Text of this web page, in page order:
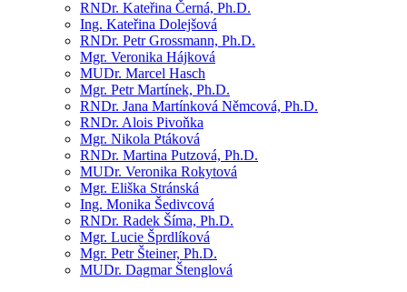
RNDr. Kateřina Černá, Ph.D.
Ing. Kateřina Dolejšová
RNDr. Petr Grossmann, Ph.D.
Mgr. Veronika Hájková
MUDr. Marcel Hasch
Mgr. Petr Martínek, Ph.D.
RNDr. Jana Martínková Němcová, Ph.D.
RNDr. Alois Pivoňka
Mgr. Nikola Ptáková
RNDr. Martina Putzová, Ph.D.
MUDr. Veronika Rokytová
Mgr. Eliška Stránská
Ing. Monika Šedivcová
RNDr. Radek Šíma, Ph.D.
Mgr. Lucie Šprdlíková
Mgr. Petr Šteiner, Ph.D.
MUDr. Dagmar Štenglová